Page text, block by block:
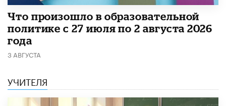
​Что произошло в образовательной
политике с 27 июля по 2 августа 2026
года
3 АВГУСТА
УЧИТЕЛЯ